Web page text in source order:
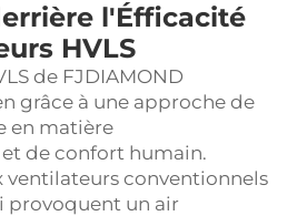
l'Éfficacité
HVLS
de FJDIAMOND
grâce à une approche de
en matière
de confort humain.
ventilateurs conventionnels
provoquent un air